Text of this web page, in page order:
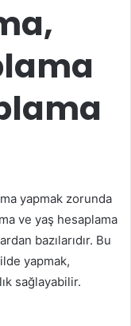
yapmak zorunda
ve yaş hesaplama
bazılarıdır. Bu
yapmak,
sağlayabilir.